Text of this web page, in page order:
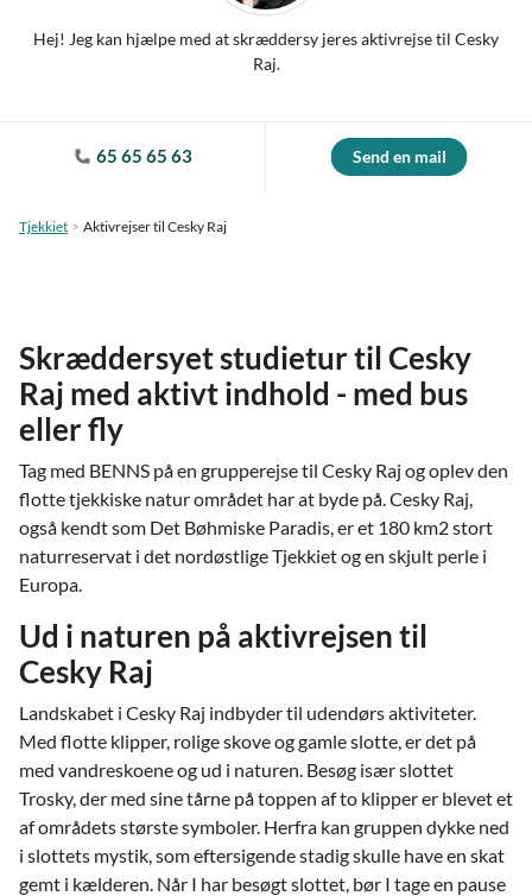
Hej! Jeg kan hjælpe med at skræddersy jeres aktivrejse til Cesky
Raj.
65 65 65 63 Send en mail
Tjekkiet Aktivrejser til Cesky Raj
Skræddersyet studietur til Cesky
Raj med aktivt indhold - med bus
eller fly
Tag med BENNS på en grupperejse til Cesky Raj og oplev den
flotte tjekkiske natur området har at byde på. Cesky Raj,
også kendt som Det Bøhmiske Paradis, er et 180 km2 stort
naturreservat i det nordøstlige Tjekkiet og en skjult perle i
Europa.
Ud i naturen på aktivrejsen til
Cesky Raj
Landskabet i Cesky Raj indbyder til udendørs aktiviteter.
Med flotte klipper, rolige skove og gamle slotte, er det på
med vandreskoene og ud i naturen. Besøg især slottet
Trosky, der med sine tårne på toppen af to klipper er blevet et
af områdets største symboler. Herfra kan gruppen dykke ned
i slottets mystik, som eftersigende stadig skulle have en skat
gemt i kælderen. Når I har besøgt slottet, bør I tage en pause